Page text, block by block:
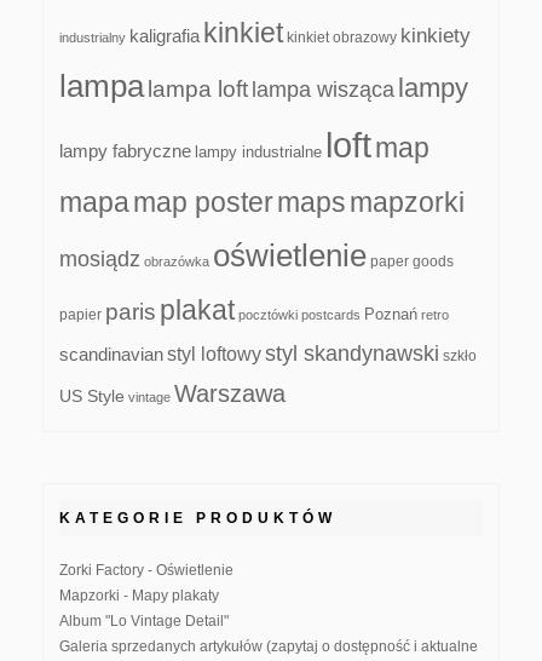
industrialny kaligrafia kinkiet kinkiet obrazowy kinkiety
lampa lampa loft lampa wisząca lampy
lampy fabryczne lampy industrialne loftmap
mapamap postermapsmapzorki
mosiądz obrazówka oświetlenie paper goods
papier paris plakat pocztówki postcards Poznań retro
scandinavianstyl loftowystyl skandynawski szkło
US Style vintage Warszawa
KATEGORIE PRODUKTÓW
Zorki Factory - Oświetlenie
Mapzorki - Mapy plakaty
Album "Lo Vintage Detail"
Galeria sprzedanych artykułów (zapytaj o dostępność i aktualne